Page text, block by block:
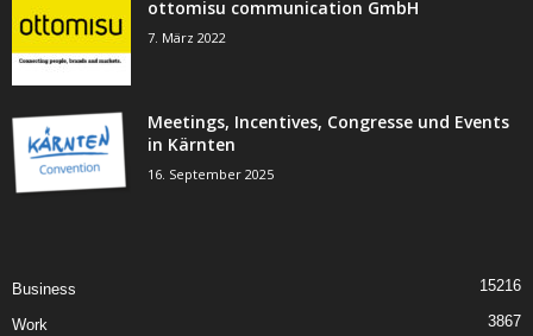
ottomisu communication GmbH
7. März 2022
Meetings, Incentives, Congresse und Events
in Kärnten
16. September 2025
Business 15216
Work 3867